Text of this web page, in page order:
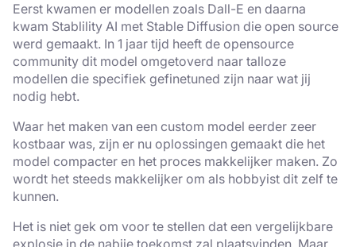
Eerst kwamen er modellen zoals Dall-E en daarna
kwam Stablility AI met Stable Diffusion die open source
werd gemaakt. In 1 jaar tijd heeft de opensource
community dit model omgetoverd naar talloze
modellen die specifiek gefinetuned zijn naar wat jij
nodig hebt.
Waar het maken van een custom model eerder zeer
kostbaar was, zijn er nu oplossingen gemaakt die het
model compacter en het proces makkelijker maken. Zo
wordt het steeds makkelijker om als hobbyist dit zelf te
kunnen.
Het is niet gek om voor te stellen dat een vergelijkbare
explosie in de nabije toekomst zal plaatsvinden. Maar